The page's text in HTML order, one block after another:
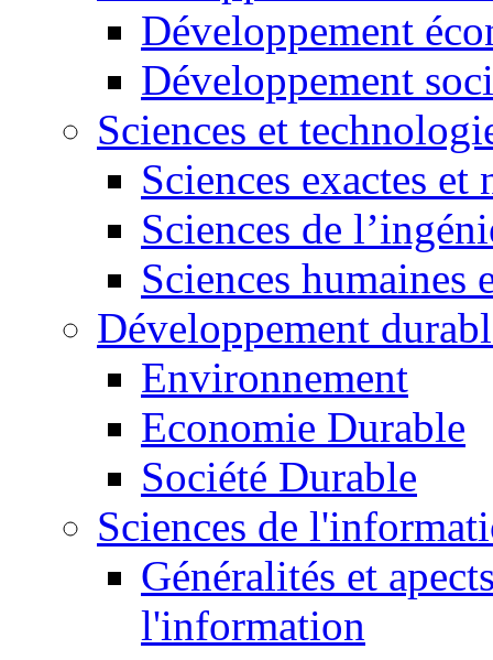
Développement
Développement
Sciences et
Sciences exactes et
Sciences de
Sciences humaines
Développement
Environnement
Economie Durable
Société Durable
Sciences de
Généralités et
l'information